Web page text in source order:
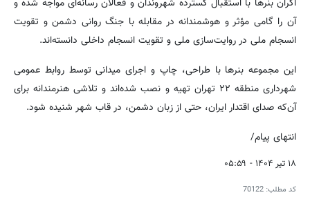
آن را گامی مؤثر و هوشمندانه در مقابله با جنگ روانی دشمن و تقویت
انسجام ملی در روایت‌سازی ملی و تقویت انسجام داخلی دانسته‌اند.
این مجموعه بنرها با طراحی، چاپ و اجرای میدانی توسط روابط عمومی
شهرداری منطقه ۲۲ تهران تهیه و نصب شده‌اند و تلاشی هنرمندانه برای
آن‌که صدای اقتدار ایران، حتی از زبان دشمن، در قاب شهر شنیده شود.
انتهای پیام/
۱۸ تیر ۱۴۰۴ - ۰۵:۵۹
کد مطلب: 70122